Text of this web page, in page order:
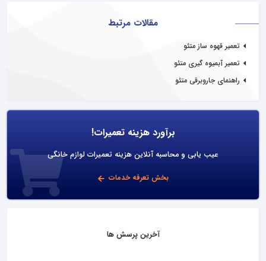
مقالات مرتبط
تعمیر قهوه ساز متئو
تعمیر آبمیوه گیری متئو
راهنمای جاروبرقی متئو
برآورد هزینه تعمیرات!
عیب یابی و محاسبه آنلاین هزینه تعمیرات لوازم خانگی
بخش تعرفه خدمات
آخرین پرسش ها